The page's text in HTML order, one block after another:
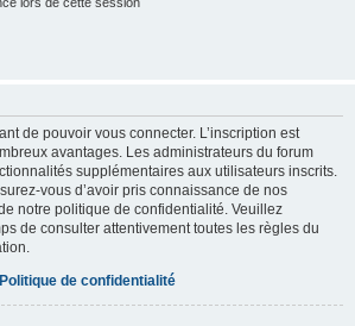
de pouvoir vous connecter. L’inscription est
avantages. Les administrateurs du forum
supplémentaires aux utilisateurs inscrits.
vous d’avoir pris connaissance de nos
notre politique de confidentialité. Veuillez
de consulter attentivement toutes les règles du
Politique de confidentialité